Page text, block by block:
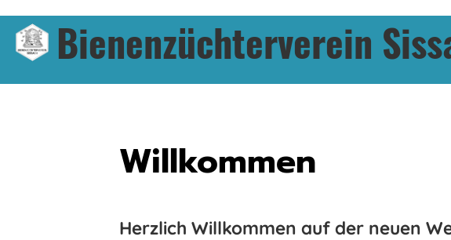
Bienenzüchterverein
Willkommen
Herzlich Willkommen auf der neuen